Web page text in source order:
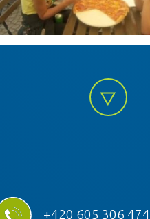
+420 605 306 474